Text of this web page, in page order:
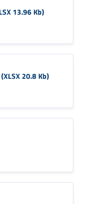
13.96 Kb)
20.8 Kb)